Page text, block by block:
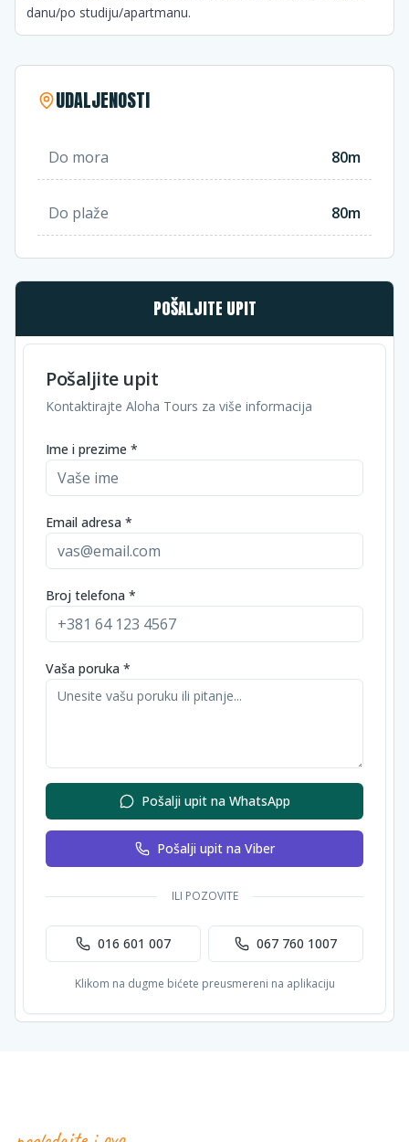
danu/po studiju/apartmanu.
UDALJENOSTI
Do mora 80m
Do plaže 80m
POŠALJITE UPIT
Pošaljite upit
Kontaktirajte Aloha Tours za više informacija
Ime i prezime *
Email adresa *
Broj telefona *
Vaša poruka *
Pošalji upit na WhatsApp
Pošalji upit na Viber
ILI POZOVITE
016 601 007 067 760 1007
Klikom na dugme bićete preusmereni na aplikaciju